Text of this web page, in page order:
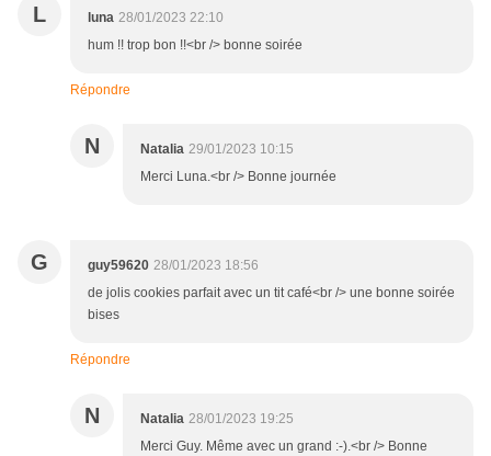
L luna 28/01/2023 22:10
hum !! trop bon !!<br /> bonne soirée
Répondre
N Natalia 29/01/2023 10:15
Merci Luna.<br /> Bonne journée
G guy59620 28/01/2023 18:56
de jolis cookies parfait avec un tit café<br /> une bonne soirée
bises
Répondre
N Natalia 28/01/2023 19:25
Merci Guy. Même avec un grand :-).<br /> Bonne